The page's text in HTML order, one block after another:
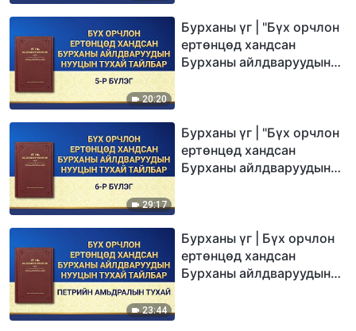
20:20
Бурханы үг | "Бүх орчлон
ертөнцөд хандсан
Бурханы айлдваруудын
29:17
Бурханы үг | "Бүх орчлон
ертөнцөд хандсан
Бурханы айлдваруудын
23:44
Бурханы үг | Бүх орчлон
ертөнцөд хандсан
Бурханы айлдваруудын